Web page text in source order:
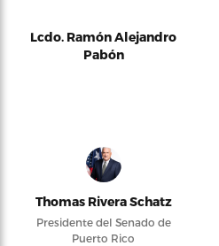
Lcdo. Ramón Alejandro
Pabón
Thomas Rivera Schatz
Presidente del Senado de
Puerto Rico